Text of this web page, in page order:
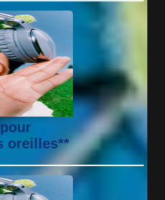
oreilles**